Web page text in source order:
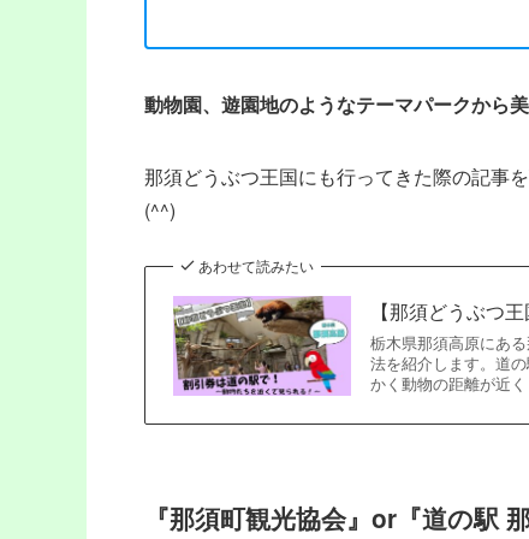
動物園、遊園地のようなテーマパークから
那須どうぶつ王国にも行ってきた際の記事
(^^)
あわせて読みたい
【那須どうぶつ
栃木県那須高原にあ
法を紹介します。道
かく動物の距離が近
『那須町観光協会』or『道の駅